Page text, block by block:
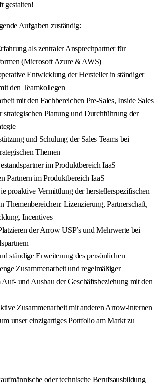
gestalten!
Aufgaben zuständig:
als zentraler Ansprechpartner für
(Microsoft Azure & AWS)
Entwicklung der Hersteller in ständiger
den Teamkollegen
mit den Fachbereichen Pre-Sales, Inside Sales
strategischen Planung und Durchführung der
und Schulung der Sales Teams bei
Themen
im Produktbereich IaaS
Partnern im Produktbereich IaaS
proaktive Vermittlung der herstellerspezifischen
Themenbereichen: Lizenzierung, Partnerschaft,
Incentives
der Arrow USP’s und Mehrwerte bei
ständige Erweiterung des persönlichen
Zusammenarbeit und regelmäßiger
und Ausbau der Geschäftsbeziehung mit den
Zusammenarbeit mit anderen Arrow-internen
unser einzigartiges Portfolio am Markt zu
oder technische Berufsausbildung